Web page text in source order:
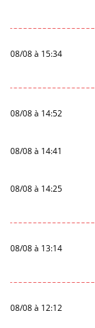
08/08 à 15:34
08/08 à 14:52
08/08 à 14:41
08/08 à 14:25
08/08 à 13:14
08/08 à 12:12